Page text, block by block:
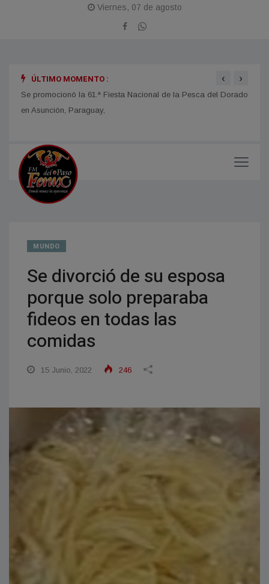
Viernes, 07 de agosto
ÚLTIMO MOMENTO :
Se promocionó la 61.ª Fiesta Nacional de la Pesca del Dorado
en Asunción, Paraguay,
‹ ›
MUNDO
Se divorció de su esposa
porque solo preparaba
fideos en todas las
comidas
15 Junio, 2022 246